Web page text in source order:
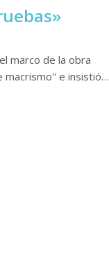
marco de la obra
macrismo" e insistió…